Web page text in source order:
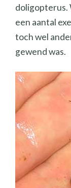
doligopterus.
een aantal
toch wel
gewend was.